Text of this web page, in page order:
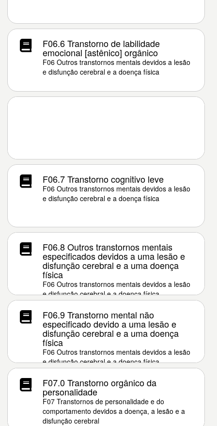
F06.6 Transtorno de labilidade
emocional [astênico] orgânico
F06 Outros transtornos mentais devidos a lesão
e disfunção cerebral e a doença física
F06.7 Transtorno cognitivo leve
F06 Outros transtornos mentais devidos a lesão
e disfunção cerebral e a doença física
F06.8 Outros transtornos mentais
especificados devidos a uma lesão e
disfunção cerebral e a uma doença
física
F06 Outros transtornos mentais devidos a lesão
e disfunção cerebral e a doença física
F06.9 Transtorno mental não
especificado devido a uma lesão e
disfunção cerebral e a uma doença
física
F06 Outros transtornos mentais devidos a lesão
e disfunção cerebral e a doença física
F07.0 Transtorno orgânico da
personalidade
F07 Transtornos de personalidade e do
comportamento devidos a doença, a lesão e a
disfunção cerebral